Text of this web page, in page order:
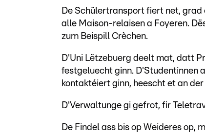
De Schülertransport fiert net, grad
alle Maison-relaisen a Foyeren.
zum Beispill Crèchen.
D'Uni Lëtzebuerg deelt mat, datt
festgeluecht ginn. D'Studentinnen
kontaktéiert ginn, heescht et an
D'Verwaltunge gi gefrot, fir
De Findel ass bis op Weideres op,